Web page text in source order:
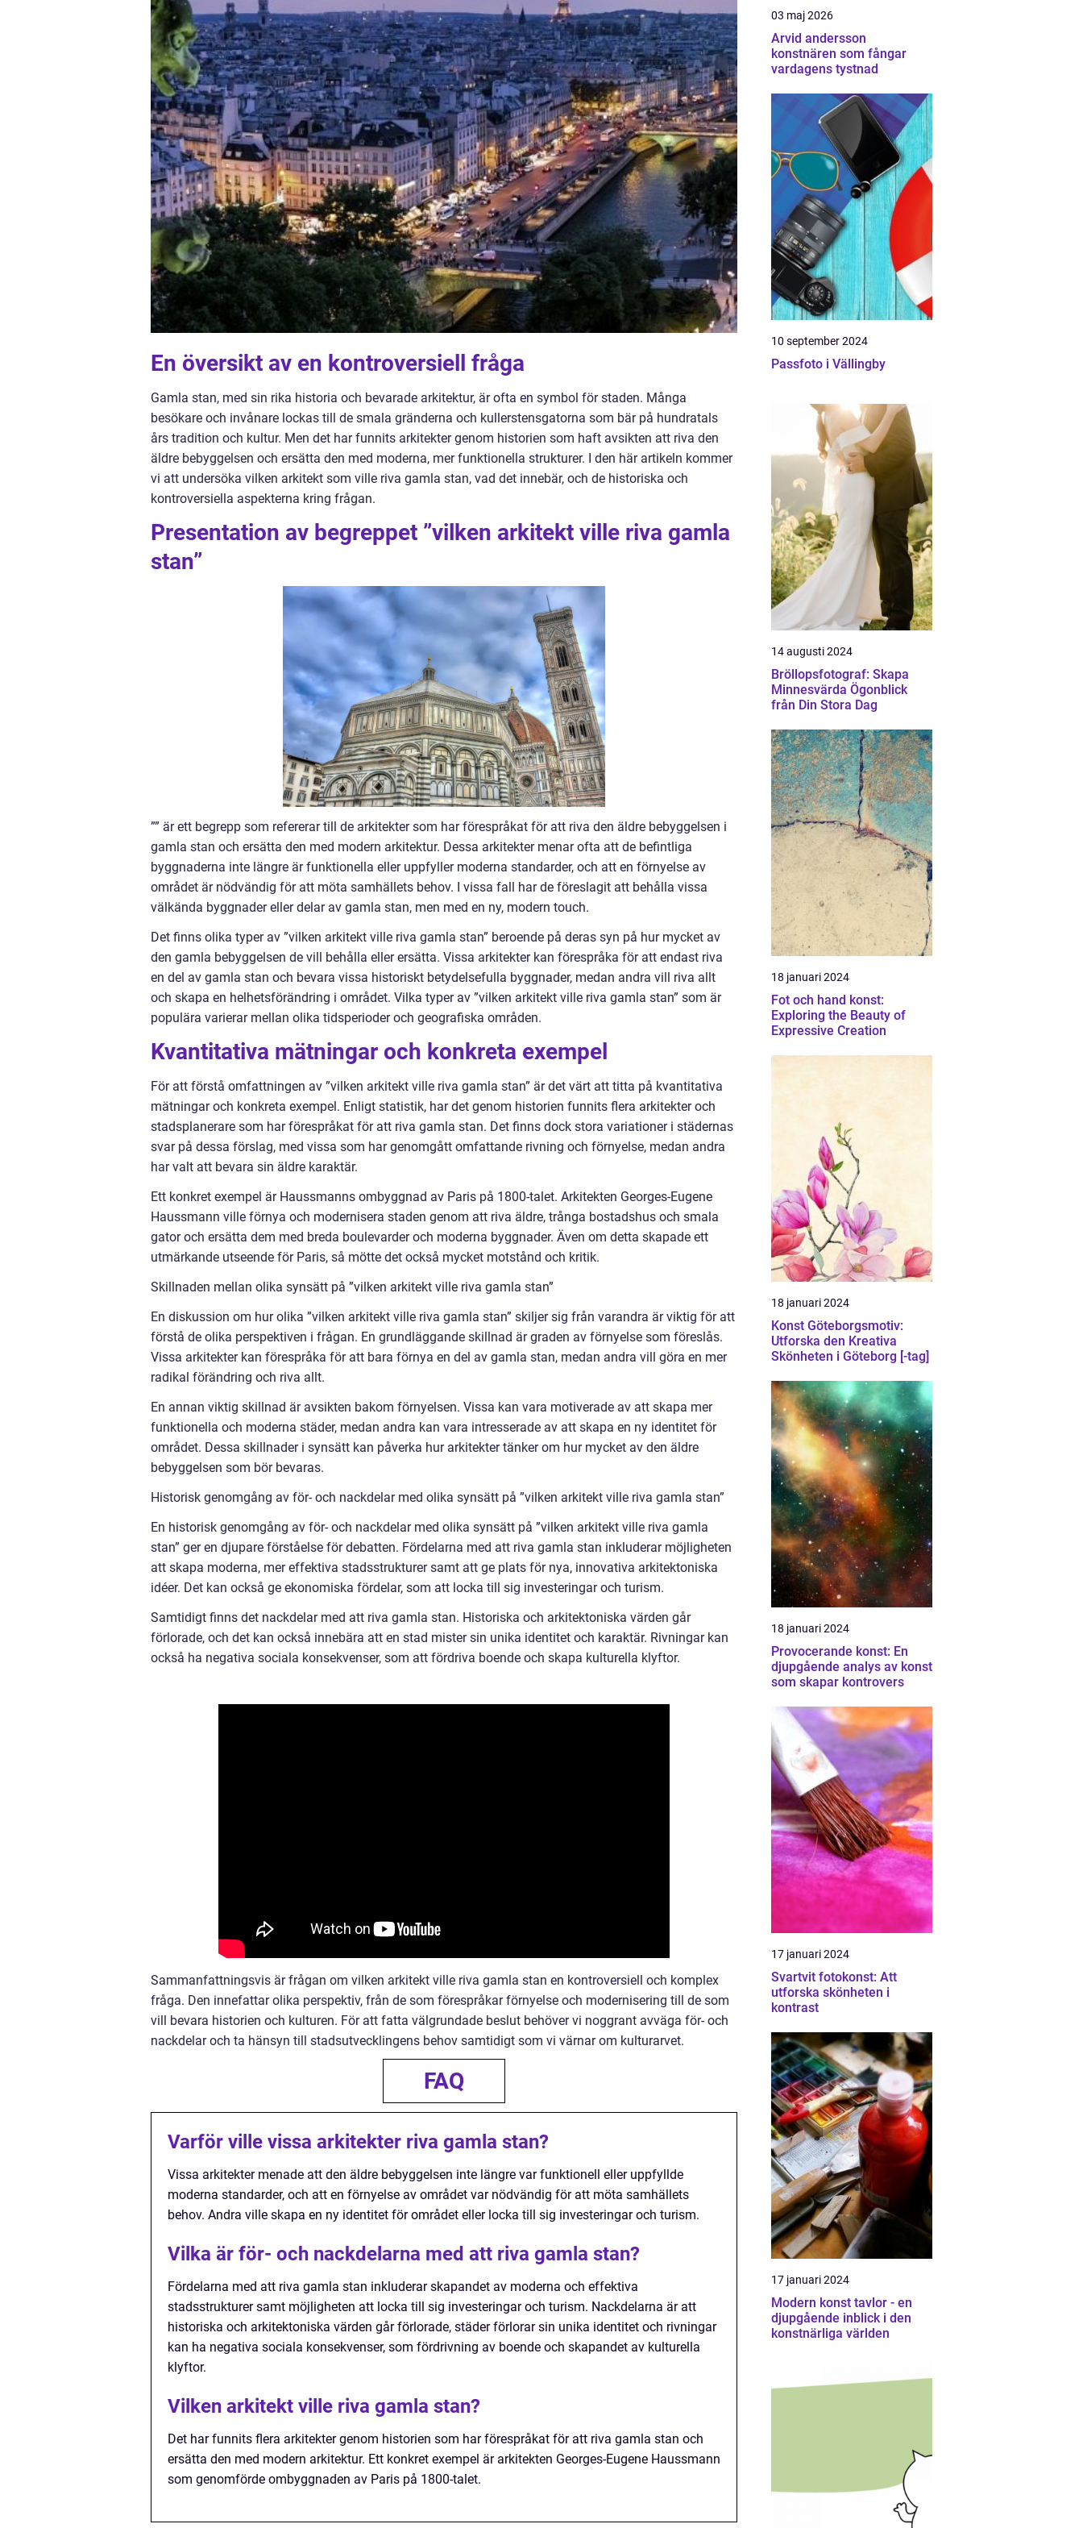
En översikt av en kontroversiell fråga
Gamla stan, med sin rika historia och bevarade arkitektur, är ofta en symbol för staden. Många
besökare och invånare lockas till de smala gränderna och kullerstensgatorna som bär på hundratals
års tradition och kultur. Men det har funnits arkitekter genom historien som haft avsikten att riva den
äldre bebyggelsen och ersätta den med moderna, mer funktionella strukturer. I den här artikeln kommer
vi att undersöka vilken arkitekt som ville riva gamla stan, vad det innebär, och de historiska och
kontroversiella aspekterna kring frågan.
Presentation av begreppet ”vilken arkitekt ville riva gamla
stan”
”” är ett begrepp som refererar till de arkitekter som har förespråkat för att riva den äldre bebyggelsen i
gamla stan och ersätta den med modern arkitektur. Dessa arkitekter menar ofta att de befintliga
byggnaderna inte längre är funktionella eller uppfyller moderna standarder, och att en förnyelse av
området är nödvändig för att möta samhällets behov. I vissa fall har de föreslagit att behålla vissa
välkända byggnader eller delar av gamla stan, men med en ny, modern touch.
Det finns olika typer av ”vilken arkitekt ville riva gamla stan” beroende på deras syn på hur mycket av
den gamla bebyggelsen de vill behålla eller ersätta. Vissa arkitekter kan förespråka för att endast riva
en del av gamla stan och bevara vissa historiskt betydelsefulla byggnader, medan andra vill riva allt
och skapa en helhetsförändring i området. Vilka typer av ”vilken arkitekt ville riva gamla stan” som är
populära varierar mellan olika tidsperioder och geografiska områden.
Kvantitativa mätningar och konkreta exempel
För att förstå omfattningen av ”vilken arkitekt ville riva gamla stan” är det värt att titta på kvantitativa
mätningar och konkreta exempel. Enligt statistik, har det genom historien funnits flera arkitekter och
stadsplanerare som har förespråkat för att riva gamla stan. Det finns dock stora variationer i städernas
svar på dessa förslag, med vissa som har genomgått omfattande rivning och förnyelse, medan andra
har valt att bevara sin äldre karaktär.
Ett konkret exempel är Haussmanns ombyggnad av Paris på 1800-talet. Arkitekten Georges-Eugene
Haussmann ville förnya och modernisera staden genom att riva äldre, trånga bostadshus och smala
gator och ersätta dem med breda boulevarder och moderna byggnader. Även om detta skapade ett
utmärkande utseende för Paris, så mötte det också mycket motstånd och kritik.
Skillnaden mellan olika synsätt på ”vilken arkitekt ville riva gamla stan”
En diskussion om hur olika ”vilken arkitekt ville riva gamla stan” skiljer sig från varandra är viktig för att
förstå de olika perspektiven i frågan. En grundläggande skillnad är graden av förnyelse som föreslås.
Vissa arkitekter kan förespråka för att bara förnya en del av gamla stan, medan andra vill göra en mer
radikal förändring och riva allt.
En annan viktig skillnad är avsikten bakom förnyelsen. Vissa kan vara motiverade av att skapa mer
funktionella och moderna städer, medan andra kan vara intresserade av att skapa en ny identitet för
området. Dessa skillnader i synsätt kan påverka hur arkitekter tänker om hur mycket av den äldre
bebyggelsen som bör bevaras.
Historisk genomgång av för- och nackdelar med olika synsätt på ”vilken arkitekt ville riva gamla stan”
En historisk genomgång av för- och nackdelar med olika synsätt på ”vilken arkitekt ville riva gamla
stan” ger en djupare förståelse för debatten. Fördelarna med att riva gamla stan inkluderar möjligheten
att skapa moderna, mer effektiva stadsstrukturer samt att ge plats för nya, innovativa arkitektoniska
idéer. Det kan också ge ekonomiska fördelar, som att locka till sig investeringar och turism.
Samtidigt finns det nackdelar med att riva gamla stan. Historiska och arkitektoniska värden går
förlorade, och det kan också innebära att en stad mister sin unika identitet och karaktär. Rivningar kan
också ha negativa sociala konsekvenser, som att fördriva boende och skapa kulturella klyftor.
Sammanfattningsvis är frågan om vilken arkitekt ville riva gamla stan en kontroversiell och komplex
fråga. Den innefattar olika perspektiv, från de som förespråkar förnyelse och modernisering till de som
vill bevara historien och kulturen. För att fatta välgrundade beslut behöver vi noggrant avväga för- och
nackdelar och ta hänsyn till stadsutvecklingens behov samtidigt som vi värnar om kulturarvet.
FAQ
Varför ville vissa arkitekter riva gamla stan?
Vissa arkitekter menade att den äldre bebyggelsen inte längre var funktionell eller uppfyllde
moderna standarder, och att en förnyelse av området var nödvändig för att möta samhällets
behov. Andra ville skapa en ny identitet för området eller locka till sig investeringar och turism.
Vilka är för- och nackdelarna med att riva gamla stan?
Fördelarna med att riva gamla stan inkluderar skapandet av moderna och effektiva
stadsstrukturer samt möjligheten att locka till sig investeringar och turism. Nackdelarna är att
historiska och arkitektoniska värden går förlorade, städer förlorar sin unika identitet och rivningar
kan ha negativa sociala konsekvenser, som fördrivning av boende och skapandet av kulturella
klyftor.
Vilken arkitekt ville riva gamla stan?
Det har funnits flera arkitekter genom historien som har förespråkat för att riva gamla stan och
ersätta den med modern arkitektur. Ett konkret exempel är arkitekten Georges-Eugene Haussmann
som genomförde ombyggnaden av Paris på 1800-talet.
03 maj 2026
Arvid andersson
konstnären som fångar
vardagens tystnad
10 september 2024
Passfoto i Vällingby
14 augusti 2024
Bröllopsfotograf: Skapa
Minnesvärda Ögonblick
från Din Stora Dag
18 januari 2024
Fot och hand konst:
Exploring the Beauty of
Expressive Creation
18 januari 2024
Konst Göteborgsmotiv:
Utforska den Kreativa
Skönheten i Göteborg [-tag]
18 januari 2024
Provocerande konst: En
djupgående analys av konst
som skapar kontrovers
17 januari 2024
Svartvit fotokonst: Att
utforska skönheten i
kontrast
17 januari 2024
Modern konst tavlor - en
djupgående inblick i den
konstnärliga världen